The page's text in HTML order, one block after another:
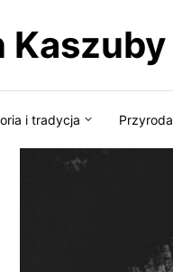
Kaszuby
i tradycja Przyroda